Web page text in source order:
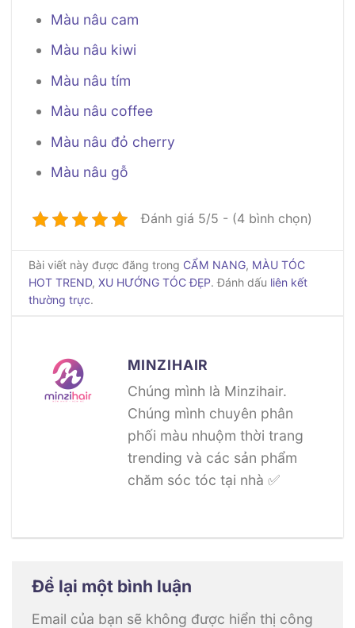
Màu nâu cam
Màu nâu kiwi
Màu nâu tím
Màu nâu coffee
Màu nâu đỏ cherry
Màu nâu gỗ
Đánh giá 5/5 - (4 bình chọn)
Bài viết này được đăng trong CẨM NANG, MÀU TÓC
HOT TREND,XU HƯỚNG TÓC ĐẸP. Đánh dấu liên kết
thường trực.
MINZIHAIR
Chúng mình là Minzihair.
Chúng mình chuyên phân
phối màu nhuộm thời trang
trending và các sản phẩm
chăm sóc tóc tại nhà ✅
Để lại một bình luận
Email của bạn sẽ không được hiển thị công